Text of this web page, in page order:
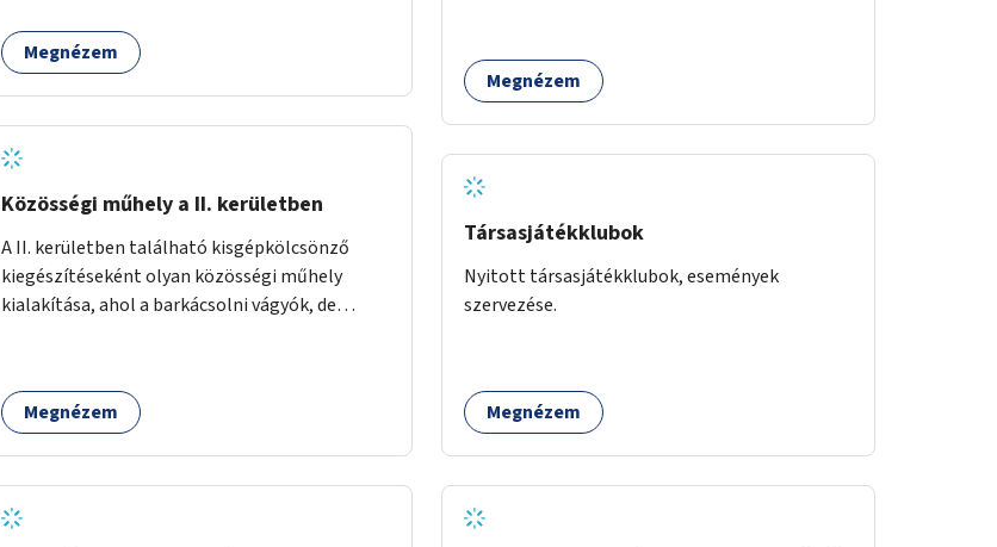
Megnézem
Közösségi műhely a II. kerületben
A II. kerületben található kisgépkölcsönző
kiegészítéseként olyan közösségi műhely
kialakítása, ahol a barkácsolni vágyók, de
megfelelő helyet.
Megnézem
tartalommal.
Megnézem
Társasjátékklubok
Nyitott társasjátékklubok, események
szervezése.
Megnézem